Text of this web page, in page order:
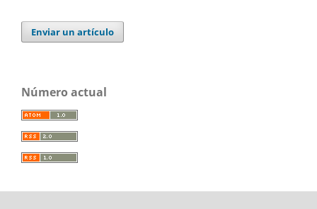
Enviar un artículo
Número actual